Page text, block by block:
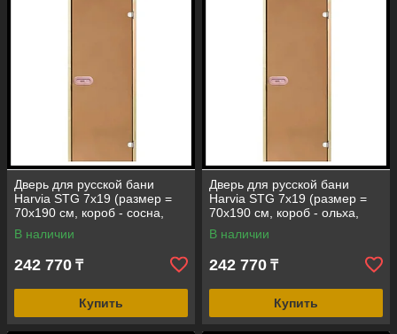
Дверь для русской бани
Harvia STG 7х19 (размер =
70х190 см, короб - сосна,
стекло - бронза, ручка -
защелка)
В наличии
242 770 ₸
Купить
Дверь для русской бани
Harvia STG 7х19 (размер =
70х190 см, короб - ольха,
стекло - бронза, ручка -
защелка)
В наличии
242 770 ₸
Купить